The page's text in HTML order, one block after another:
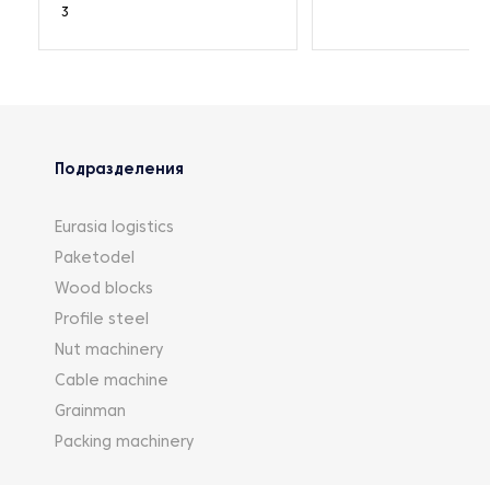
3
Подразделения
Eurasia logistics
Paketodel
Wood blocks
Profile steel
Nut machinery
Cable machine
Grainman
Packing machinery